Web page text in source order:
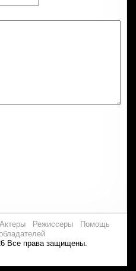
Актеры Режиссеры
Помощь
Все права защищены.